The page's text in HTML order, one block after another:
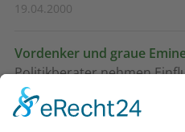
19.04.2000
Vordenker und graue
Politikberater nehmen
13.05.1999